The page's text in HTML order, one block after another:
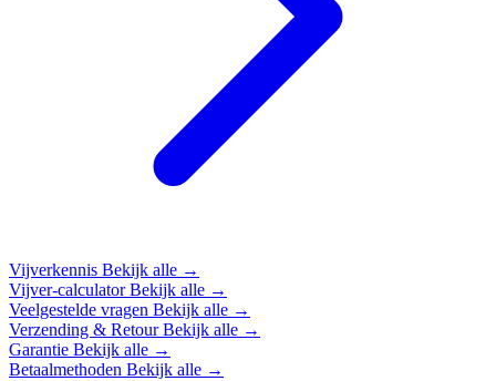
Vijverkennis Bekijk alle →
Vijver-calculatorBekijk alle →
Veelgestelde vragen Bekijk alle →
Verzending & RetourBekijk alle →
Garantie Bekijk alle →
Betaalmethoden Bekijk alle →